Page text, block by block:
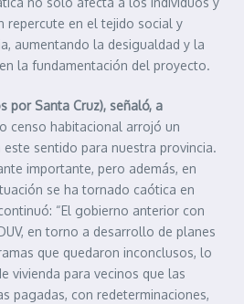
repercute en el tejido social y
aumentando la desigualdad y la
la fundamentación del proyecto.
por Santa Cruz), señaló, a
censo habitacional arrojó un
sentido para nuestra provincia.
importante, pero además, en
se ha tornado caótica en
“El gobierno anterior con
en torno a desarrollo de planes
que quedaron inconclusos, lo
vivienda para vecinos que las
pagadas, con redeterminaciones,